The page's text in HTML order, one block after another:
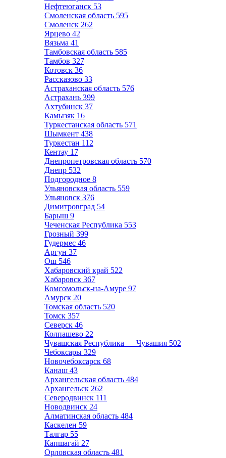
Нефтеюганск 53
Смоленская область 595
Смоленск 262
Ярцево 42
Вязьма 41
Тамбовская область 585
Тамбов 327
Котовск 36
Рассказово 33
Астраханская область 576
Астрахань 399
Ахтубинск 37
Камызяк 16
Туркестанская область 571
Шымкент 438
Туркестан 112
Кентау 17
Днепропетровская область 570
Днепр 532
Подгородное 8
Ульяновская область 559
Ульяновск 376
Димитровград 54
Барыш 9
Чеченская Республика 553
Грозный 399
Гудермес 46
Аргун 37
Ош 546
Хабаровский край 522
Хабаровск 367
Комсомольск-на-Амуре 97
Амурск 20
Томская область 520
Томск 357
Северск 46
Колпашево 22
Чувашская Республика — Чувашия 502
Чебоксары 329
Новочебоксарск 68
Канаш 43
Архангельская область 484
Архангельск 262
Северодвинск 111
Новодвинск 24
Алматинская область 484
Каскелен 59
Талгар 55
Капшагай 27
Орловская область 481